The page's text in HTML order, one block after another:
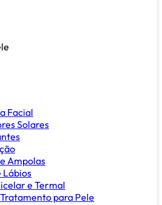
Facial
Solares
Ampolas
Lábios
e Termal
para Pele